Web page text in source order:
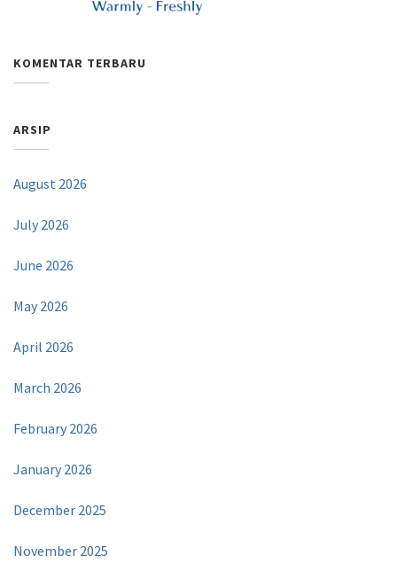
KOMENTAR TERBARU
ARSIP
August 2026
July 2026
June 2026
May 2026
April 2026
March 2026
February 2026
January 2026
December 2025
November 2025